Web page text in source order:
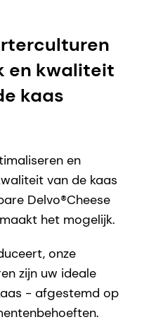
en kwaliteit
kaas
en
van de kaas
Delvo®Cheese
het mogelijk.
onze
zijn uw ideale
- afgestemd op